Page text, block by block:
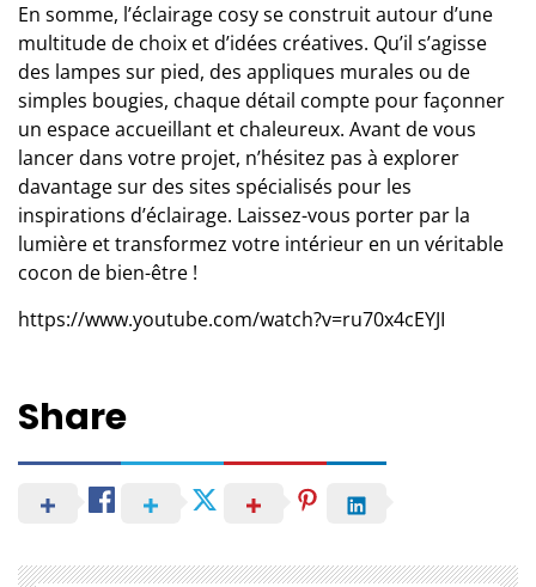
En somme, l’éclairage cosy se construit autour d’une
multitude de choix et d’idées créatives. Qu’il s’agisse
des lampes sur pied, des appliques murales ou de
simples bougies, chaque détail compte pour façonner
un espace accueillant et chaleureux. Avant de vous
lancer dans votre projet, n’hésitez pas à explorer
davantage sur des sites spécialisés pour les
inspirations d’éclairage. Laissez-vous porter par la
lumière et transformez votre intérieur en un véritable
cocon de bien-être !
https://www.youtube.com/watch?v=ru70x4cEYJI
Share